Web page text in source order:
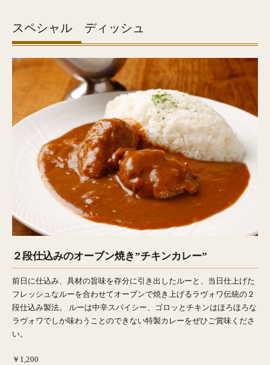
スペシャル ディッシュ
２段仕込みのオーブン焼き”チキンカレー”
前日に仕込み、具材の旨味を存分に引き出したルーと、当日仕上げた
フレッシュなルーを合わせてオーブンで焼き上げるラヴォワ伝統の２
段仕込み製法。 ルーは中辛スパイシー、ゴロッとチキンはほろほろな
ラヴォワでしか味わうことのできない特製カレーをぜひご賞味くださ
い。
￥1,200